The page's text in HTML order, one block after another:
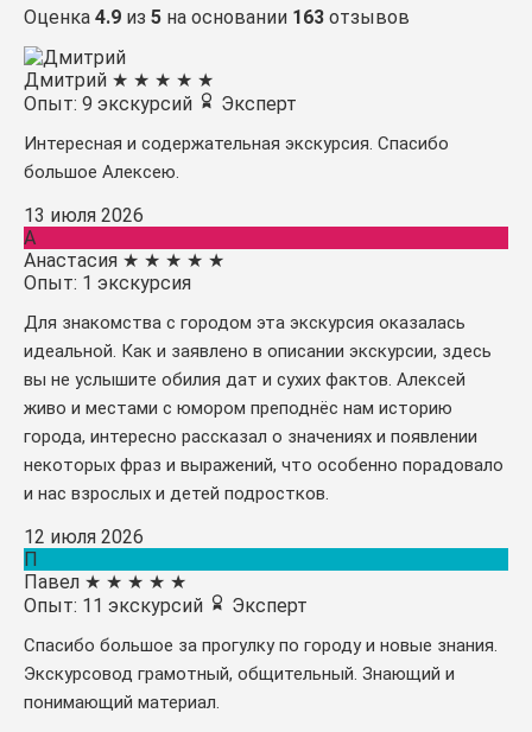
Оценка 4.9 из 5 на основании 163 отзывов
Дмитрий ★ ★ ★ ★ ★
Опыт: 9 экскурсий
Эксперт
Интересная и содержательная экскурсия. Спасибо
большое Алексею.
13 июля 2026
А
Анастасия ★ ★ ★ ★ ★
Опыт: 1 экскурсия
Для знакомства с городом эта экскурсия оказалась
идеальной. Как и заявлено в описании экскурсии, здесь
вы не услышите обилия дат и сухих фактов. Алексей
живо и местами с юмором преподнёс нам историю
города, интересно рассказал о значениях и появлении
некоторых фраз и выражений, что особенно порадовало
и нас взрослых и детей подростков.
12 июля 2026
П
Павел ★ ★ ★ ★ ★
Опыт: 11 экскурсий
Эксперт
Спасибо большое за прогулку по городу и новые знания.
Экскурсовод грамотный, общительный. Знающий и
понимающий материал.